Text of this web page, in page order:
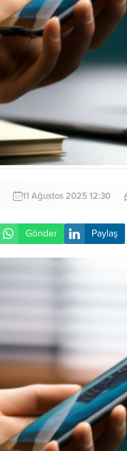
11 Ağustos 2025 12:30
Gönder Paylaş